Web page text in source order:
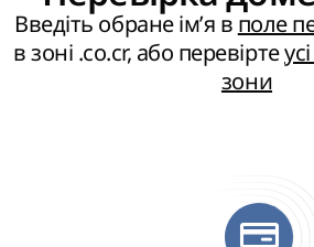
Введіть обране ім’я в поле
в зоні .co.cr, або перевірте
зони